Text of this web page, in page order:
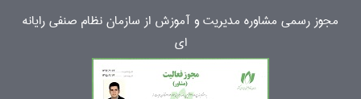
مجوز رسمی مشاوره مدیریت و آموزش از سازمان نظام صنفی رایانه
ای